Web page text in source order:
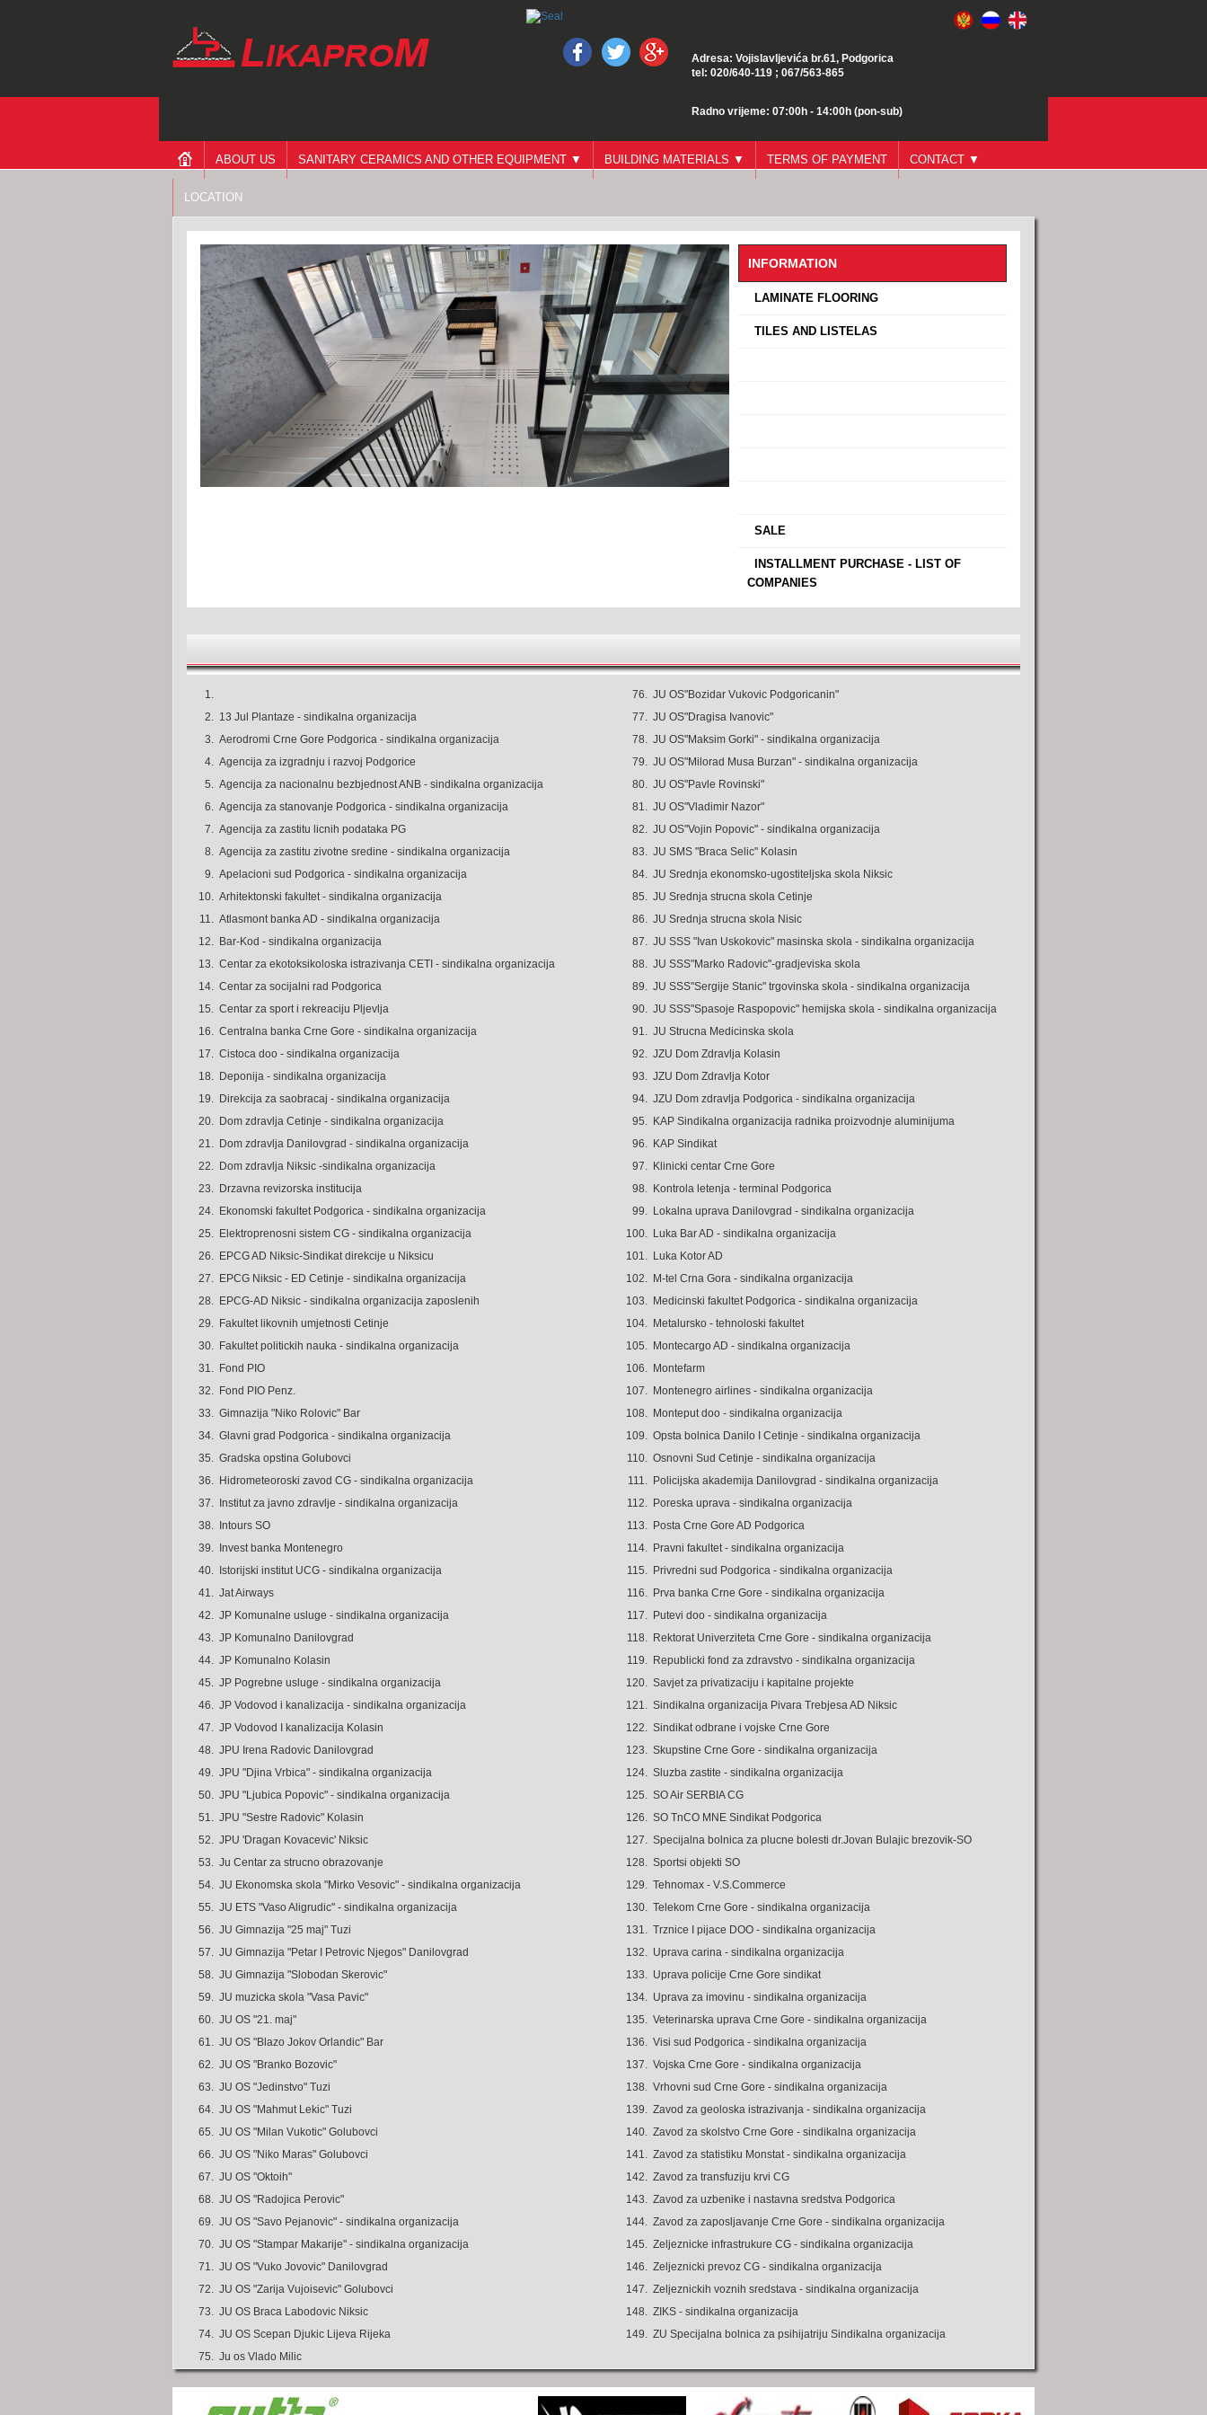
Adresa: Vojislavljevića br.61, Podgorica
tel: 020/640-119 ; 067/563-865
Radno vrijeme: 07:00h - 14:00h (pon-sub)
ABOUT US SANITARY CERAMICS AND OTHER EQUIPMENT ▼ BUILDING MATERIALS ▼ TERMS OF PAYMENT CONTACT ▼
LOCATION
INFORMATION
LAMINATE FLOORING
TILES AND LISTELAS
SALE
INSTALLMENT PURCHASE - LIST OF
COMPANIES
1.
2. 13 Jul Plantaze - sindikalna organizacija
3. Aerodromi Crne Gore Podgorica - sindikalna organizacija
4. Agencija za izgradnju i razvoj Podgorice
5. Agencija za nacionalnu bezbjednost ANB - sindikalna organizacija
6. Agencija za stanovanje Podgorica - sindikalna organizacija
7. Agencija za zastitu licnih podataka PG
8. Agencija za zastitu zivotne sredine - sindikalna organizacija
9. Apelacioni sud Podgorica - sindikalna organizacija
10. Arhitektonski fakultet - sindikalna organizacija
11. Atlasmont banka AD - sindikalna organizacija
12. Bar-Kod - sindikalna organizacija
13. Centar za ekotoksikoloska istrazivanja CETI - sindikalna organizacija
14. Centar za socijalni rad Podgorica
15. Centar za sport i rekreaciju Pljevlja
16. Centralna banka Crne Gore - sindikalna organizacija
17. Cistoca doo - sindikalna organizacija
18. Deponija - sindikalna organizacija
19. Direkcija za saobracaj - sindikalna organizacija
20. Dom zdravlja Cetinje - sindikalna organizacija
21. Dom zdravlja Danilovgrad - sindikalna organizacija
22. Dom zdravlja Niksic -sindikalna organizacija
23. Drzavna revizorska institucija
24. Ekonomski fakultet Podgorica - sindikalna organizacija
25. Elektroprenosni sistem CG - sindikalna organizacija
26. EPCG AD Niksic-Sindikat direkcije u Niksicu
27. EPCG Niksic - ED Cetinje - sindikalna organizacija
28. EPCG-AD Niksic - sindikalna organizacija zaposlenih
29. Fakultet likovnih umjetnosti Cetinje
30. Fakultet politickih nauka - sindikalna organizacija
31. Fond PIO
32. Fond PIO Penz.
33. Gimnazija "Niko Rolovic" Bar
34. Glavni grad Podgorica - sindikalna organizacija
35. Gradska opstina Golubovci
36. Hidrometeoroski zavod CG - sindikalna organizacija
37.
Institut za javno zdravlje - sindikalna organizacija
38.
Intours SO
39.
Invest banka Montenegro
40.
Istorijski institut UCG - sindikalna organizacija
41. Jat Airways
42. JP Komunalne usluge - sindikalna organizacija
43. JP Komunalno Danilovgrad
44. JP Komunalno Kolasin
45. JP Pogrebne usluge - sindikalna organizacija
46. JP Vodovod i kanalizacija - sindikalna organizacija
47. JP Vodovod I kanalizacija Kolasin
48. JPU Irena Radovic Danilovgrad
49. JPU "Djina Vrbica" - sindikalna organizacija
50. JPU "Ljubica Popovic" - sindikalna organizacija
51. JPU "Sestre Radovic" Kolasin
52. JPU 'Dragan Kovacevic' Niksic
53. Ju Centar za strucno obrazovanje
54. JU Ekonomska skola "Mirko Vesovic" - sindikalna organizacija
55. JU ETS "Vaso Aligrudic" - sindikalna organizacija
56. JU Gimnazija "25 maj" Tuzi
57. JU Gimnazija "Petar I Petrovic Njegos" Danilovgrad
58. JU Gimnazija "Slobodan Skerovic"
59. JU muzicka skola "Vasa Pavic"
60. JU OS "21. maj"
61. JU OS "Blazo Jokov Orlandic" Bar
62. JU OS "Branko Bozovic"
63. JU OS "Jedinstvo" Tuzi
64. JU OS "Mahmut Lekic" Tuzi
65. JU OS "Milan Vukotic" Golubovci
66. JU OS "Niko Maras" Golubovci
67. JU OS "Oktoih"
68. JU OS "Radojica Perovic"
69. JU OS "Savo Pejanovic" - sindikalna organizacija
70. JU OS "Stampar Makarije" - sindikalna organizacija
71. JU OS "Vuko Jovovic" Danilovgrad
72. JU OS "Zarija Vujoisevic" Golubovci
73. JU OS Braca Labodovic Niksic
74. JU OS Scepan Djukic Lijeva Rijeka
75. Ju os Vlado Milic
76. JU OS"Bozidar Vukovic Podgoricanin"
77. JU OS"Dragisa Ivanovic"
78. JU OS"Maksim Gorki" - sindikalna organizacija
79. JU OS"Milorad Musa Burzan" - sindikalna organizacija
80. JU OS"Pavle Rovinski"
81. JU OS"Vladimir Nazor"
82. JU OS"Vojin Popovic" - sindikalna organizacija
83. JU SMS "Braca Selic" Kolasin
84. JU Srednja ekonomsko-ugostiteljska skola Niksic
85. JU Srednja strucna skola Cetinje
86. JU Srednja strucna skola Nisic
87. JU SSS "Ivan Uskokovic" masinska skola - sindikalna organizacija
88. JU SSS"Marko Radovic"-gradjeviska skola
89. JU SSS"Sergije Stanic" trgovinska skola - sindikalna organizacija
90. JU SSS"Spasoje Raspopovic" hemijska skola - sindikalna organizacija
91. JU Strucna Medicinska skola
92. JZU Dom Zdravlja Kolasin
93. JZU Dom Zdravlja Kotor
94. JZU Dom zdravlja Podgorica - sindikalna organizacija
95. KAP Sindikalna organizacija radnika proizvodnje aluminijuma
96. KAP Sindikat
97. Klinicki centar Crne Gore
98. Kontrola letenja - terminal Podgorica
99. Lokalna uprava Danilovgrad - sindikalna organizacija
100. Luka Bar AD - sindikalna organizacija
101. Luka Kotor AD
102. M-tel Crna Gora - sindikalna organizacija
103. Medicinski fakultet Podgorica - sindikalna organizacija
104. Metalursko - tehnoloski fakultet
105. Montecargo AD - sindikalna organizacija
106. Montefarm
107. Montenegro airlines - sindikalna organizacija
108. Monteput doo - sindikalna organizacija
109. Opsta bolnica Danilo I Cetinje - sindikalna organizacija
110. Osnovni Sud Cetinje - sindikalna organizacija
111. Policijska akademija Danilovgrad - sindikalna organizacija
112. Poreska uprava - sindikalna organizacija
113. Posta Crne Gore AD Podgorica
114. Pravni fakultet - sindikalna organizacija
115. Privredni sud Podgorica - sindikalna organizacija
116. Prva banka Crne Gore - sindikalna organizacija
117. Putevi doo - sindikalna organizacija
118. Rektorat Univerziteta Crne Gore - sindikalna organizacija
119. Republicki fond za zdravstvo - sindikalna organizacija
120. Savjet za privatizaciju i kapitalne projekte
121. Sindikalna organizacija Pivara Trebjesa AD Niksic
122. Sindikat odbrane i vojske Crne Gore
123. Skupstine Crne Gore - sindikalna organizacija
124. Sluzba zastite - sindikalna organizacija
125. SO Air SERBIA CG
126. SO TnCO MNE Sindikat Podgorica
127. Specijalna bolnica za plucne bolesti dr.Jovan Bulajic brezovik-SO
128. Sportsi objekti SO
129. Tehnomax - V.S.Commerce
130. Telekom Crne Gore - sindikalna organizacija
131. Trznice I pijace DOO - sindikalna organizacija
132. Uprava carina - sindikalna organizacija
133. Uprava policije Crne Gore sindikat
134. Uprava za imovinu - sindikalna organizacija
135. Veterinarska uprava Crne Gore - sindikalna organizacija
136. Visi sud Podgorica - sindikalna organizacija
137. Vojska Crne Gore - sindikalna organizacija
138. Vrhovni sud Crne Gore - sindikalna organizacija
139. Zavod za geoloska istrazivanja - sindikalna organizacija
140. Zavod za skolstvo Crne Gore - sindikalna organizacija
141. Zavod za statistiku Monstat - sindikalna organizacija
142. Zavod za transfuziju krvi CG
143. Zavod za uzbenike i nastavna sredstva Podgorica
144. Zavod za zaposljavanje Crne Gore - sindikalna organizacija
145. Zeljeznicke infrastrukure CG - sindikalna organizacija
146. Zeljeznicki prevoz CG - sindikalna organizacija
147. Zeljeznickih voznih sredstava - sindikalna organizacija
148. ZIKS - sindikalna organizacija
149. ZU Specijalna bolnica za psihijatriju Sindikalna organizacija